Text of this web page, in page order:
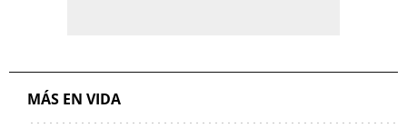
MÁS EN VIDA